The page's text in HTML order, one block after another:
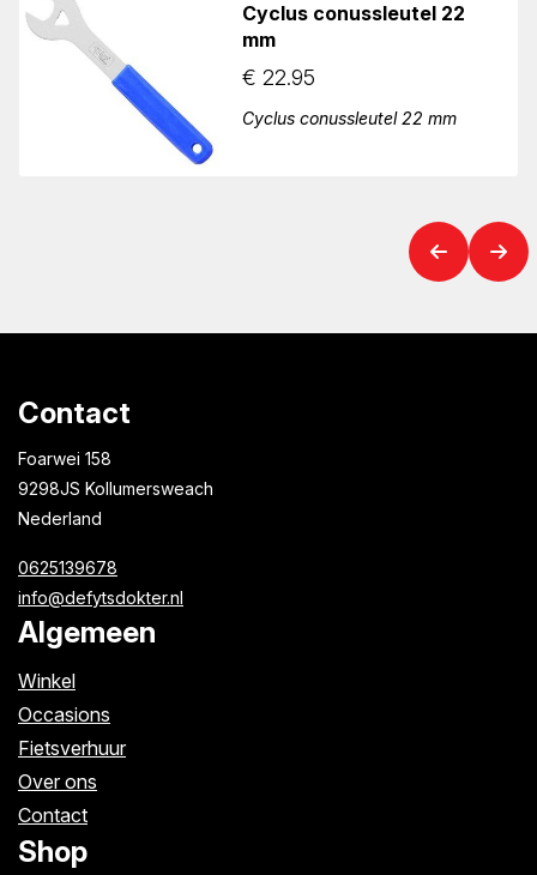
Cyclus conussleutel 22
mm
€ 22.95
Cyclus conussleutel 22 mm
Contact
Foarwei 158
9298JS Kollumersweach
Nederland
0625139678
info@defytsdokter.nl
Algemeen
Winkel
Occasions
Fietsverhuur
Over ons
Contact
Shop